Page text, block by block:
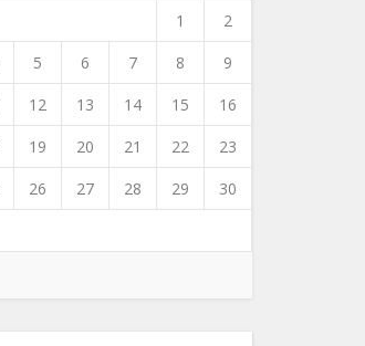
1
2
5 6 7 8
9
12 13 14 15
16
19 20 21 22
23
26 27 28 29
30